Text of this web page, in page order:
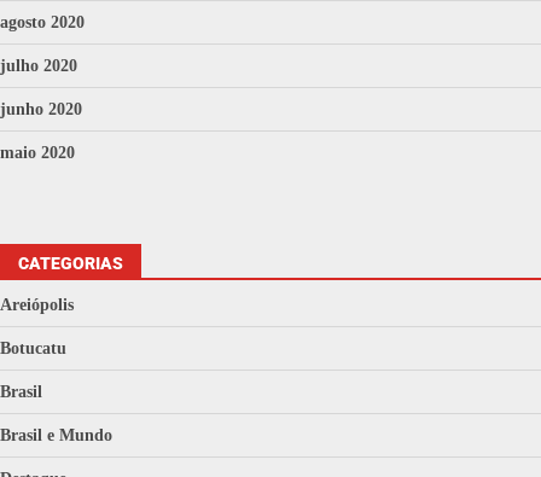
agosto 2020
julho 2020
junho 2020
maio 2020
CATEGORIAS
Areiópolis
Botucatu
Brasil
Brasil e Mundo